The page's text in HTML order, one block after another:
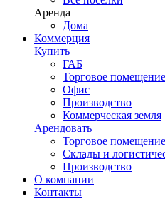
Аренда
Дома
Коммерция
Купить
ГАБ
Торговое помещение
Офис
Производство
Коммерческая земля
Арендовать
Торговое помещение
Склады и
Производство
О компании
Контакты